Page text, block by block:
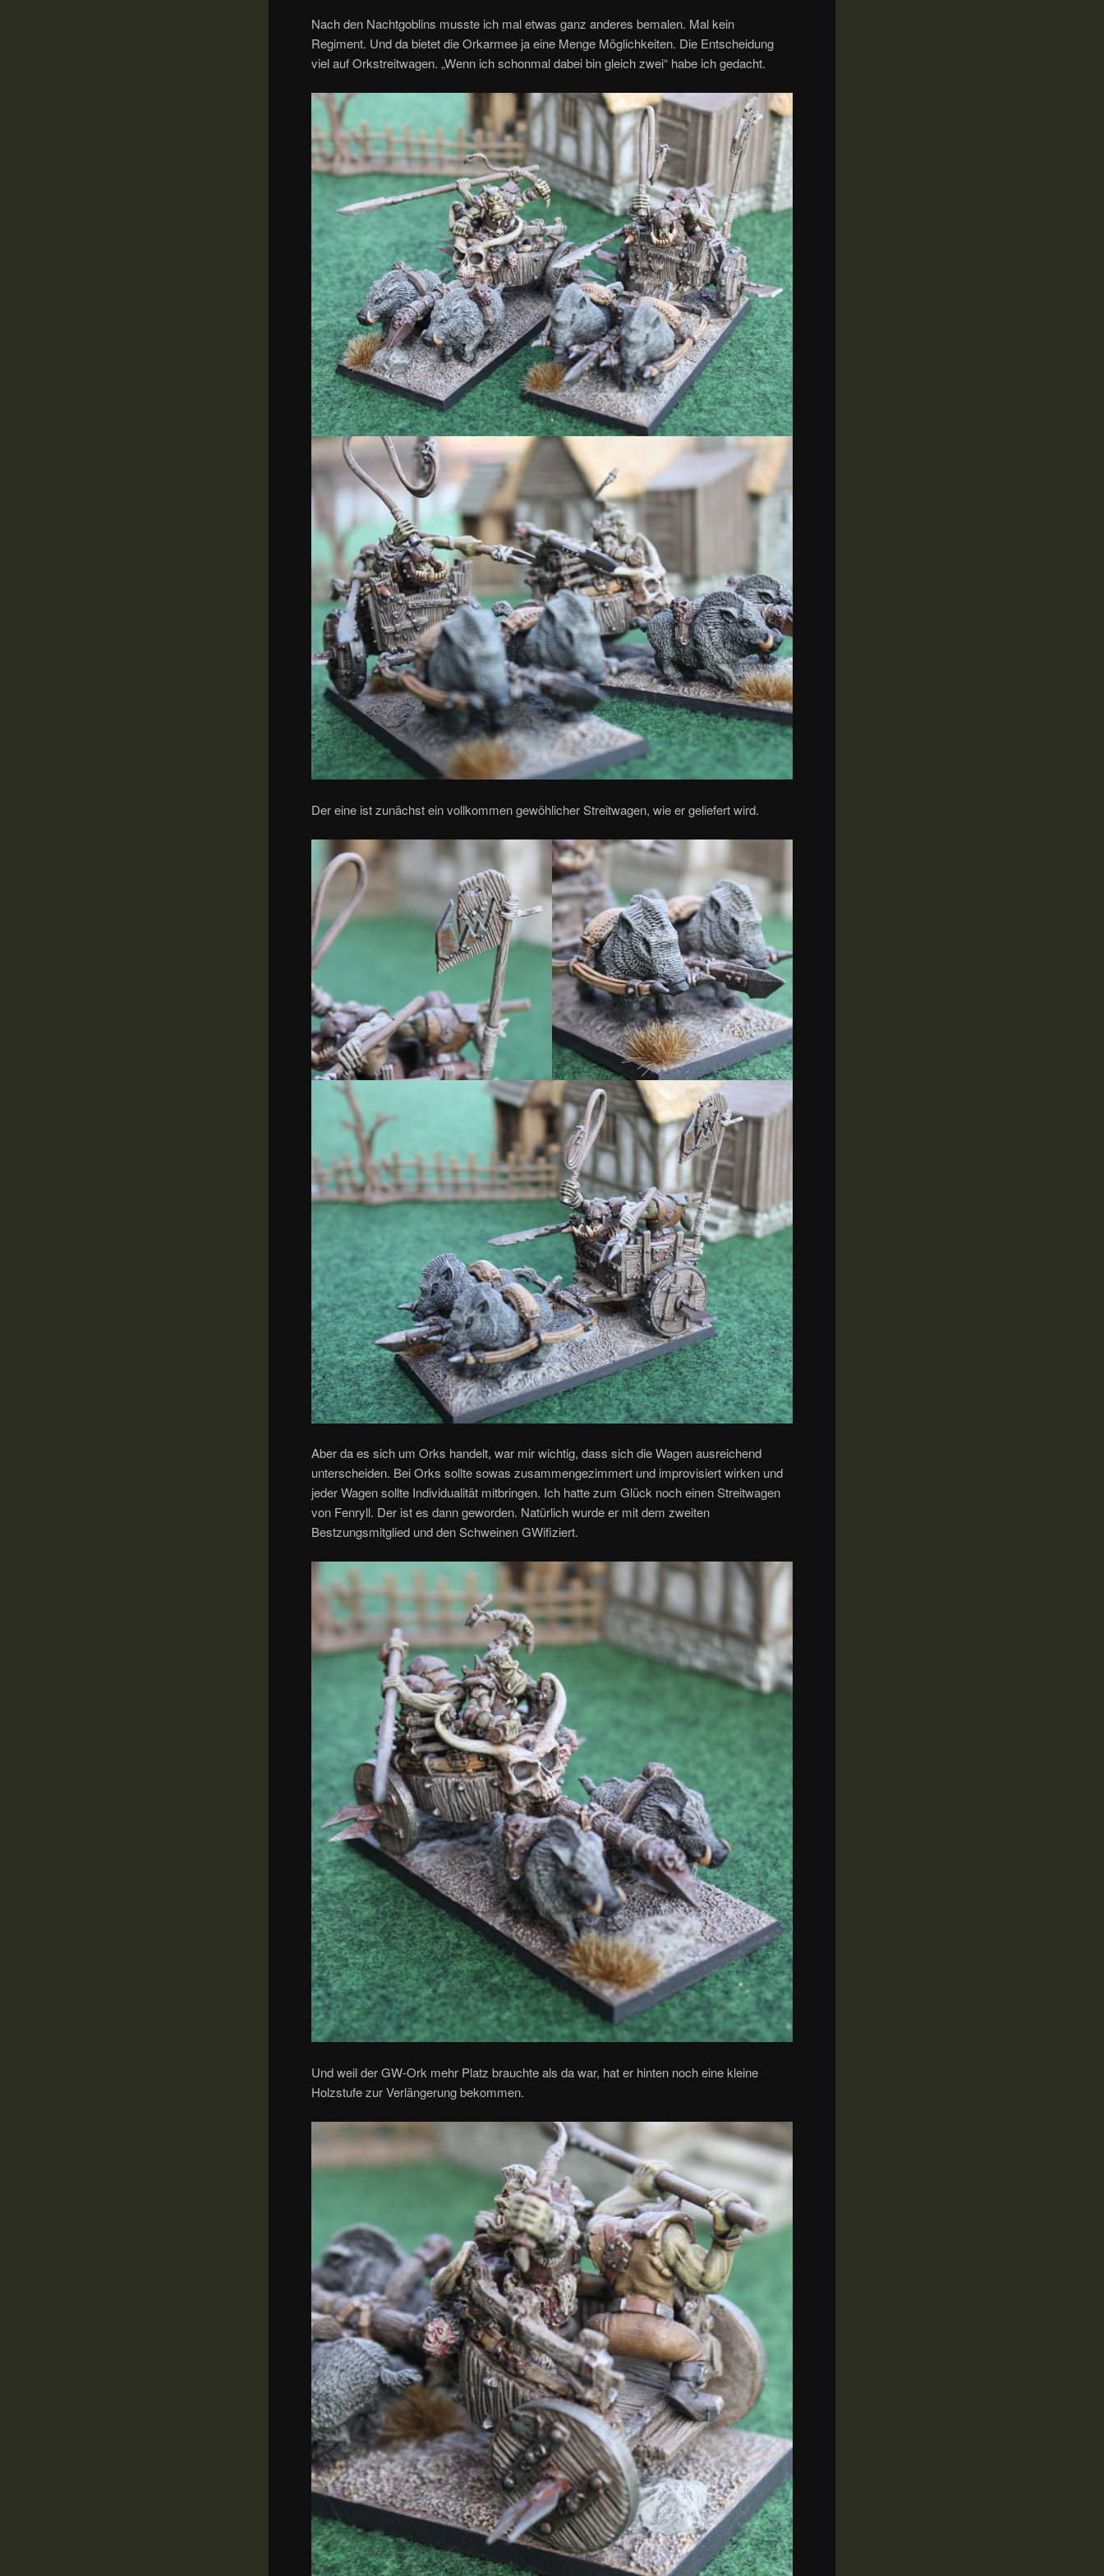
Nach den Nachtgoblins musste ich mal etwas ganz anderes bemalen. Mal kein
Regiment. Und da bietet die Orkarmee ja eine Menge Möglichkeiten. Die Entscheidung
viel auf Orkstreitwagen. „Wenn ich schonmal dabei bin gleich zwei“ habe ich gedacht.
Der eine ist zunächst ein vollkommen gewöhlicher Streitwagen, wie er geliefert wird.
Aber da es sich um Orks handelt, war mir wichtig, dass sich die Wagen ausreichend
unterscheiden. Bei Orks sollte sowas zusammengezimmert und improvisiert wirken und
jeder Wagen sollte Individualität mitbringen. Ich hatte zum Glück noch einen Streitwagen
von Fenryll. Der ist es dann geworden. Natürlich wurde er mit dem zweiten
Bestzungsmitglied und den Schweinen GWifiziert.
Und weil der GW-Ork mehr Platz brauchte als da war, hat er hinten noch eine kleine
Holzstufe zur Verlängerung bekommen.